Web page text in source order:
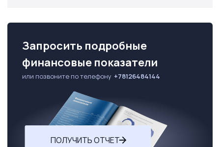
Запросить подробные
финансовые показатели
или позвоните по телефону +78126484144
ПОЛУЧИТЬ ОТЧЕТ